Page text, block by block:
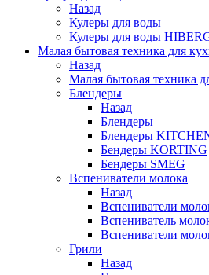
Назад
Кулеры для воды
Кулеры для воды
Малая бытовая техника для
Назад
Малая бытовая техника
Блендеры
Назад
Блендеры
Блендеры
Бендеры KORTING
Бендеры SMEG
Вспениватели молока
Назад
Вспениватели
Вспениватель
Вспениватели
Грили
Назад